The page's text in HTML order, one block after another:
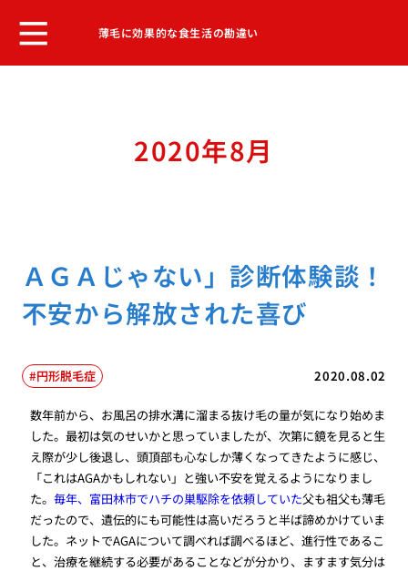
薄毛に効果的な食生活の勘違い
2020年8月
ＡＧＡじゃない」診断体験談！
不安から解放された喜び
2020.08.02
円形脱毛症
数年前から、お風呂の排水溝に溜まる抜け毛の量が気になり始めま
した。最初は気のせいかと思っていましたが、次第に鏡を見ると生
え際が少し後退し、頭頂部も心なしか薄くなってきたように感じ、
「これはAGAかもしれない」と強い不安を覚えるようになりまし
た。毎年、富田林市でハチの巣駆除を依頼していた父も祖父も薄毛
だったので、遺伝的にも可能性は高いだろうと半ば諦めかけていま
した。ネットでAGAについて調べれば調べるほど、進行性であるこ
と、治療を継続する必要があることなどが分かり、ますます気分は